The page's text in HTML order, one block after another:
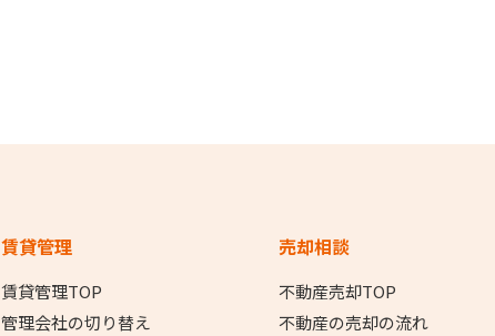
賃貸管理
賃貸管理TOP
管理会社の切り替え
売却相談
不動産売却TOP
不動産の売却の流れ